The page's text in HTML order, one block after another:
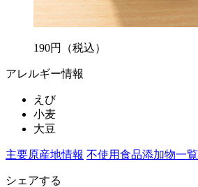
190円 （税込）
アレルギー情報
えび
小麦
大豆
主要原産地情報 不使用食品添加物一覧
シェアする